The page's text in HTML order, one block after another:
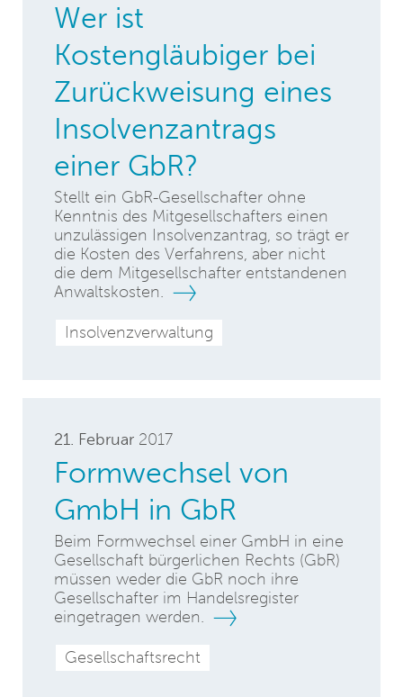
Wer ist
Kostengläubiger bei
Zurückweisung eines
Insolvenzantrags
einer GbR?
Stellt ein GbR-Gesellschafter ohne
Kenntnis des Mitgesellschafters einen
unzulässigen Insolvenzantrag, so trägt er
die Kosten des Verfahrens, aber nicht
die dem Mitgesellschafter entstandenen
Anwaltskosten.
Insolvenzverwaltung
21. Februar 2017
Formwechsel von
GmbH in GbR
Beim Formwechsel einer GmbH in eine
Gesellschaft bürgerlichen Rechts (GbR)
müssen weder die GbR noch ihre
Gesellschafter im Handelsregister
eingetragen werden.
Gesellschaftsrecht